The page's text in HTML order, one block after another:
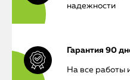
надежности
Гарантия 90
На все работы